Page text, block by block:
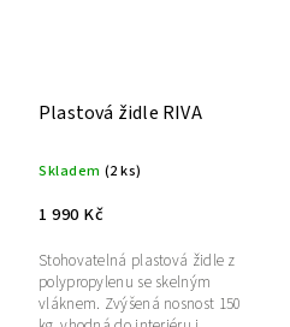
Plastová židle RIVA
Skladem (2 ks)
1 990 Kč
Stohovatelná plastová židle z
polypropylenu se skelným
vláknem. Zvýšená nosnost 150